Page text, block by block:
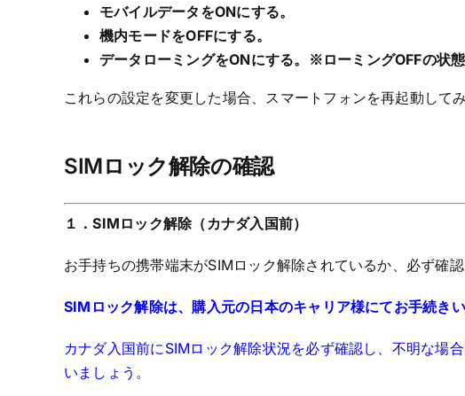
モバイルデータをONにする。
機内モードをOFFにする。
データローミングをONにする。※ローミングOFFの状
これらの設定を変更した場合、スマートフォンを再起動してみ
SIMロック解除の確認
１．SIMロック解除（カナダ入国前）
お手持ちの携帯端末がSIMロック解除されているか、必ず確認
SIMロック解除は、購入元の日本のキャリア様にてお手続き
カナダ入国前にSIMロック解除状況を必ず確認し、不明な場
いましょう。